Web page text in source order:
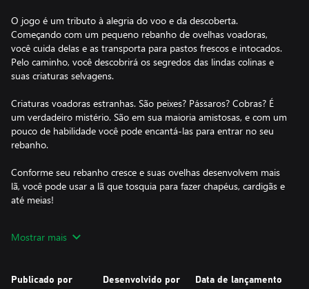
O jogo é um tributo à alegria do voo e da descoberta.
Começando com um pequeno rebanho de ovelhas voadoras,
você cuida delas e as transporta para pastos frescos e intocados.
Pelo caminho, você descobrirá os segredos das lindas colinas e
suas criaturas selvagens.
Criaturas voadoras estranhas. São peixes? Pássaros? Cobras? É
um verdadeiro mistério. São em sua maioria amistosas, e com um
pouco de habilidade você pode encantá-las para entrar no seu
rebanho.
Conforme seu rebanho cresce e suas ovelhas desenvolvem mais
lã, você pode usar a lã que tosquia para fazer chapéus, cardigãs e
até meias!
fugidias? Ficará com elas ou vai dividir com seus amigos? Será
Mostrar mais
Publicado por Desenvolvido por Data de lançamento